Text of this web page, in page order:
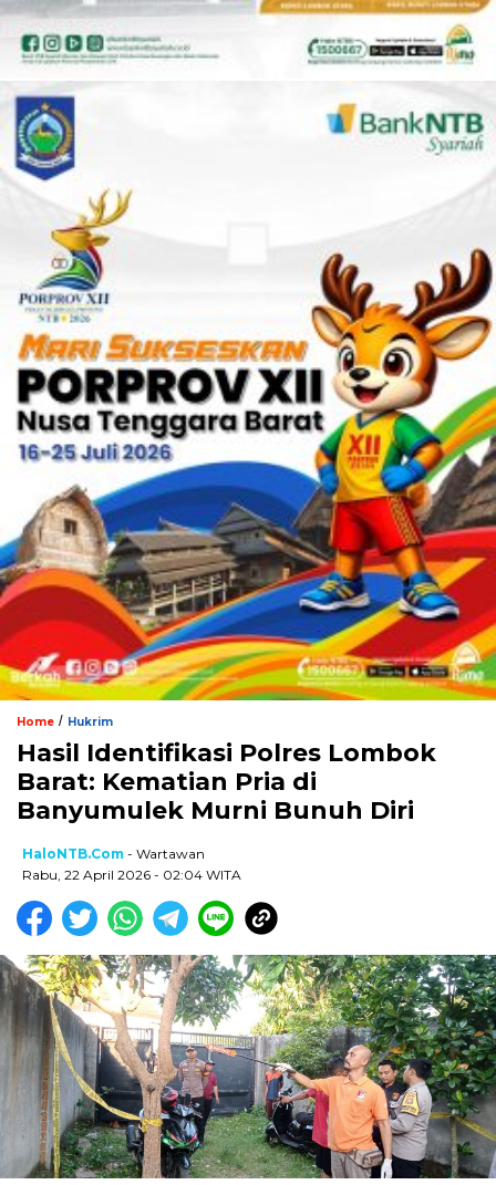
Home / Hukrim
Hasil Identifikasi Polres Lombok
Barat: Kematian Pria di
Banyumulek Murni Bunuh Diri
HaloNTB.com - Wartawan
Rabu, 22 April 2026 - 02:04 WITA